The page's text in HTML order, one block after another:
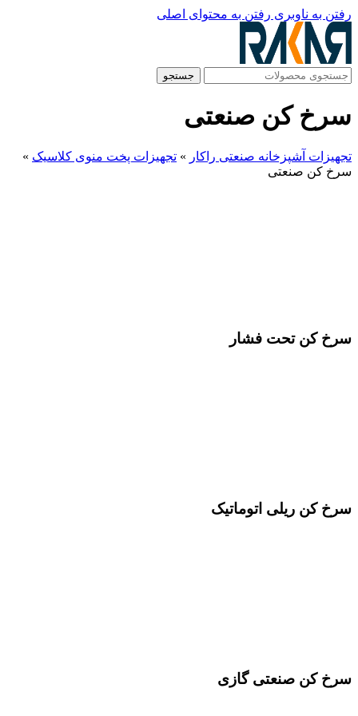
رفتن به ناوبری رفتن به محتوای اصلی
جستجو
سرخ کن صنعتی
تجهیزات آشپزخانه صنعتی راکار » تجهیزات پخت منوی کلاسیک »
سرخ کن صنعتی
سرخ کن تحت فشار
سرخ کن ریلی اتوماتیک
سرخ کن صنعتی گازی